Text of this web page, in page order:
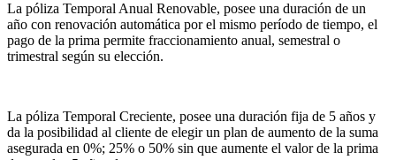
La póliza Temporal Anual Renovable, posee una duración de un
año con renovación automática por el mismo período de tiempo, el
pago de la prima permite fraccionamiento anual, semestral o
trimestral según su elección.
La póliza Temporal Creciente, posee una duración fija de 5 años y
da la posibilidad al cliente de elegir un plan de aumento de la suma
asegurada en 0%; 25% o 50% sin que aumente el valor de la prima